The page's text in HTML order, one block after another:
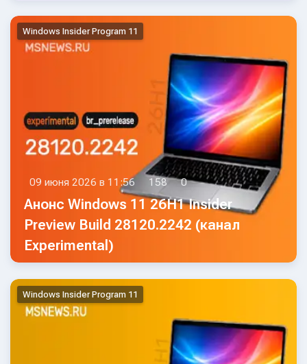
Windows Insider Program 11
09 июня 2026 в 11:56 158 0
Анонс Windows 11 26H1 Insider
Preview Build 28120.2242 (канал
Experimental)
Windows Insider Program 11